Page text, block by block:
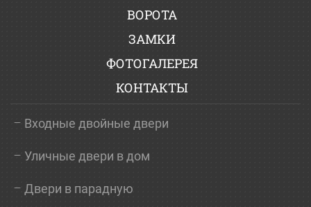
ВОРОТА
ЗАМКИ
ФОТОГАЛЕРЕЯ
КОНТАКТЫ
Входные двойные двери
Уличные двери в дом
Двери в парадную